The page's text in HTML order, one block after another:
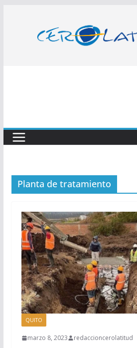
contenido
Planta de tratamiento
QUITO
marzo 8, 2023 redaccioncerolatitud